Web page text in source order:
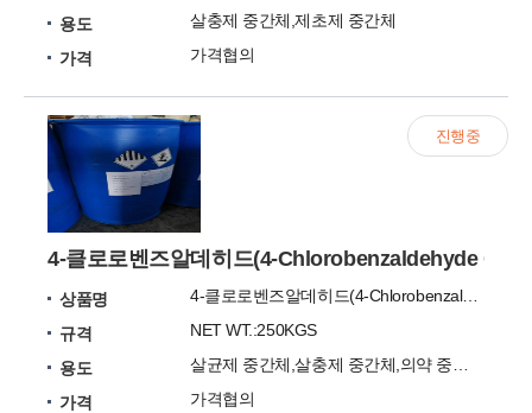
용도
살충제 중간체,제초제 중간체
가격
가격협의
4-클로로벤즈알데히드(4-Chlorobenzaldehyde
상품명
4-클로로벤즈알데히드(4-Chlorobenzaldehyde CAS:104-88-1) 99%
규격
NET WT.:250KGS
용도
가격
가격협의
진행중